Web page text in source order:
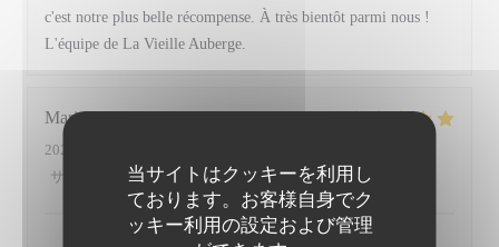
当サイトはクッキーを利用し
ております。お客様自身でク
ッキー利用の設定および管理
c'est notre plus belle récompense. À très bientôt parmi nous !
L'équipe de La Vieille Auberge.
Marie Claire L
2026-07-23
サービス
/5 雰囲気 : 5/5 メニュー: 5/5 品質-価格